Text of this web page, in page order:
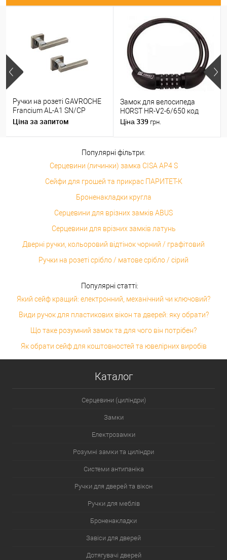
Ручки на розеті GAVROCHE
Francium AL-A1 SN/CP
нікель/хром
Ціна за запитом
Замок для велосипеда
HORST HR-V2-6/650 код
Ціна 339 грн.
Популярні фільтри:
Серцевини (личинки) замка CISA AP4 S
Сейфи для грошей та прикрас ПАРИТЕТ-К
Броненакладки кругла
Серцевини для врізних замків ABUS
Серцевини для врізних замків латунь
Дверні ручки, кольоровий відтінок чорний / графітовий
Ручки на розеті срібло / матове срібло / сірий
Популярні статті:
Який сейф кращий: електронний, механічний чи ключовий?
Види ручок для пластикових вікон та дверей: яку обрати?
Що таке розумний замок та для чого він потрібен?
Як обрати сейф для коштовностей та ювелірних виробів
Каталог
Серцевини (циліндри)
Замки
Електрозамки
Розумні замки та циліндри
Системи антипаніка
Ручки для дверей та вікон
Ручки для меблів
Броненакладки
Завіси для дверей
Дотягувачі дверей